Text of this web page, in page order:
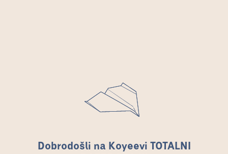
Dobrodošli na Koyeevi TOTALNI